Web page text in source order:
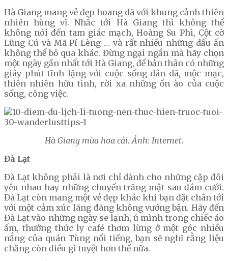
Hà Giang mang vẻ đẹp hoang dã với khung cảnh thiên
nhiên hùng vĩ. Nhắc tới Hà Giang thì không thể
không nói đến tam giác mạch, Hoàng Su Phì, Cột cờ
Lũng Cú và Mã Pí Lèng … và rất nhiều những dấu ấn
không thể bỏ qua khác. Đừng ngại ngần mà hãy chọn
một ngày gần nhất tới Hà Giang, để bản thân có những
giây phút tĩnh lặng với cuộc sống dân dã, mộc mạc,
thiên nhiên hữu tình, rời xa những ồn ào của cuộc
sống, công việc.
Hà Giang mùa hoa cải. Ảnh: Internet.
Đà Lạt
Đà Lạt không phải là nơi chỉ dành cho những cặp đôi
yêu nhau hay những chuyến trăng mật sau đám cưới.
Đà Lạt còn mang một vẻ đẹp khác khi bạn đặt chân tới
với một cảm xúc lãng đãng không vướng bận. Hãy đến
Đà Lạt vào những ngày se lạnh, ủ mình trong chiếc áo
ấm, thưởng thức ly café thơm lừng ở một góc nhiều
nắng của quán Tùng nổi tiếng, bạn sẽ nghĩ rằng liệu
chăng còn điều gì tuyệt hơn thế nữa.